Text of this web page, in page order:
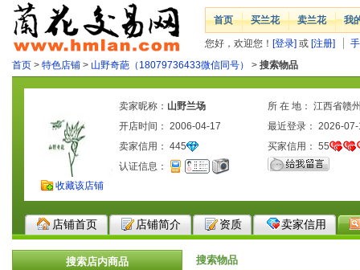
首页 买兰花 卖兰花 我
您好，欢迎您！ [登录] 或 [注册]
首页 > 特色店铺 > 山野奇葩（18079736433微信同号） > 搜索物品
收藏该店铺
卖家昵称： 山野兰场
所 在 地： 江西省赣
开店时间： 2006-04-17
最近登录： 2026-
卖家信用： 445 买家信用： 55
认证信息：
店铺首页 店铺简介 资质 卖家信用
搜索店内商品 搜索物品